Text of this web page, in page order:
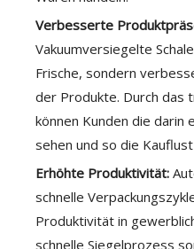
Verbesserte
Vakuumversiegelte
Frische, sondern
der Produkte. Durch das
können Kunden die darin
sehen und so die
Erhöhte Produktivität:
schnelle
Produktivität in
schnelle Siegelprozess